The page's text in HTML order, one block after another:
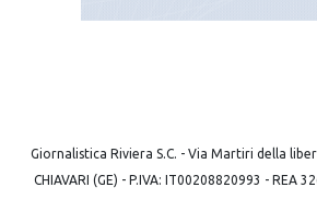
Giornalistica Riviera S.C. - Via Martiri della
CHIAVARI (GE) - P.IVA: IT00208820993 - REA